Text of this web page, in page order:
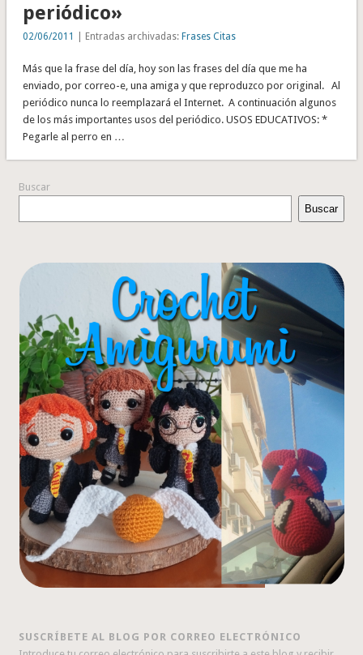
periódico»
02/06/2011 | Entradas archivadas: Frases Citas
Más que la frase del día, hoy son las frases del día que me ha
enviado, por correo-e, una amiga y que reproduzco por original. Al
periódico nunca lo reemplazará el Internet. A continuación algunos
de los más importantes usos del periódico. USOS EDUCATIVOS: *
Pegarle al perro en …
Buscar
Buscar
SUSCRÍBETE AL BLOG POR CORREO ELECTRÓNICO